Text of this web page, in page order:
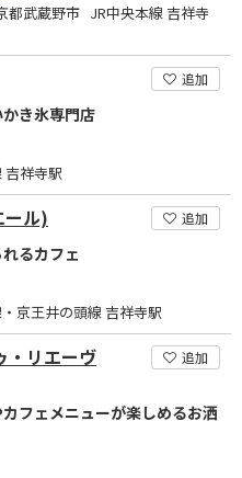
都武蔵野市 JR中央本線 吉祥寺
追加
き氷専門店
祥寺駅
ル) 追加
るカフェ
京王井の頭線 吉祥寺駅
リエーヴ
追加
フェメニューが楽しめるお洒